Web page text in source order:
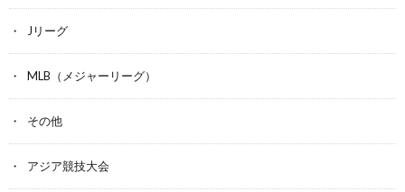
Jリーグ
MLB（メジャーリーグ）
その他
アジア競技大会